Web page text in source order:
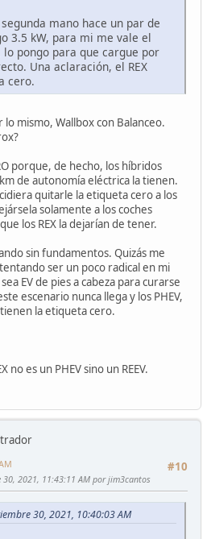
mano hace un par de
3.5 kW, para mi me vale el
pongo para que cargue por
Una aclaración, el REX
cero.
mismo, Wallbox con Balanceo.
porque, de hecho, los híbridos
de autonomía eléctrica la tienen.
quitarle la etiqueta cero a los
solamente a los coches
los REX la dejarían de tener.
sin fundamentos. Quizás me
ser un poco radical en mi
EV de pies a cabeza para curarse
escenario nunca llega y los PHEV,
la etiqueta cero.
no es un PHEV sino un REEV.
#10
30, 2021, 11:43:11 AM por jim3cantos
30, 2021, 10:40:03 AM